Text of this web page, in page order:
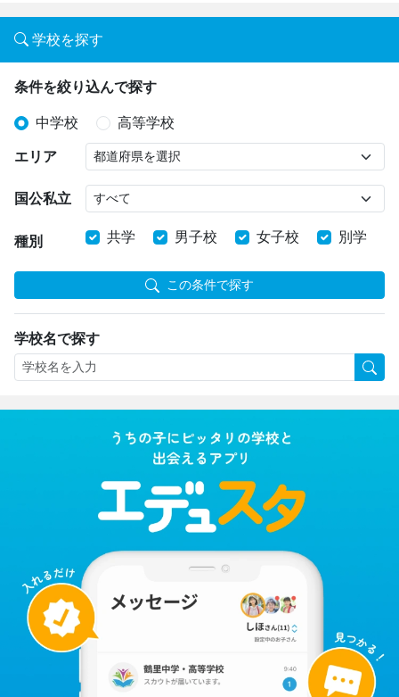
学校を探す
条件を絞り込んで探す
中学校 高等学校
エリア
国公私立
種別 共学 男子校 女子校 別学
この条件で探す
学校名で探す